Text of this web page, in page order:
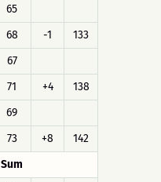
65
68 -1
133
67
71 +4
138
69
73 +8
142
Sum